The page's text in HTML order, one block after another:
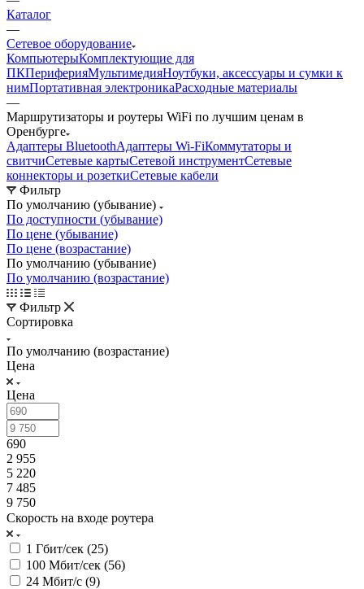
Каталог
—
Сетевое оборудование
КомпьютерыКомплектующие для
ПКПериферияМультимедияНоутбуки, аксессуары и сумки к
нимПортативная электроникаРасходные материалы
—
Маршрутизаторы и роутеры WiFi по лучшим ценам в
Оренбурге
Адаптеры BluetoothАдаптеры Wi-FiКоммутаторы и
свитчиСетевые картыСетевой инструментСетевые
коннекторы и розеткиСетевые кабели
Фильтр
По умолчанию (убывание)
По доступности (убывание)
По цене (убывание)
По цене (возрастание)
По умолчанию (убывание)
По умолчанию (возрастание)
Фильтр
Сортировка
По умолчанию (возрастание)
Цена
Цена
690
2 955
5 220
7 485
9 750
Скорость на входе роутера
1 Гбит/сек (25)
100 Мбит/сек (56)
24 Мбит/с (9)